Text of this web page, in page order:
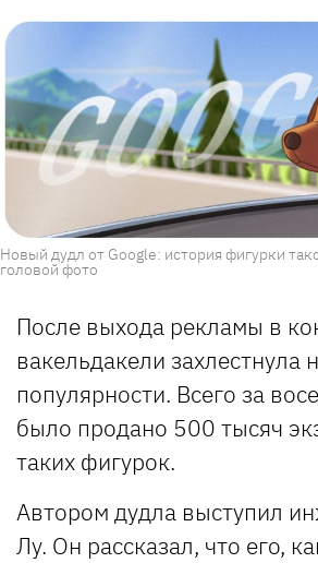
Новый дудл от Google: история фигурки
головой фото
После выхода рекламы в
вакельдакели захлестнула
популярности. Всего за
было продано 500 тысяч
таких фигурок.
Автором дудла выступил
Лу. Он рассказал, что его,